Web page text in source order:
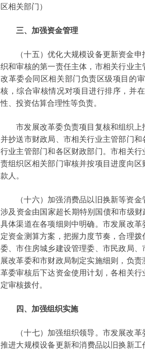
区相关部门）
三、加强资金管理
（十五）优化大规模设备更新资金申
织和审核的第一责任主体，市相关行业
改革委会同区相关部门负责区级项目的
核，综合审核情况对项目进行排序，并
性、投资估算合理性等负责。
市发展改革委负责项目复核和组织上
并抄送市财政局、市相关行业主管部门
行业主管部门和各区财政部门。市相关
责组织区相关部门审核并按项目进度向
款人。
（十六）加强消费品以旧换新等资金
涉及资金由国家超长期特别国债和市级财
具体渠道在各项细则中明确。市发展改
定资金测算方案，把握力度节奏，合理
委、市住房城乡建设管理委、市民政局
展改革委和市财政局制定实施细则，负
革委审核后下达资金使用计划，各相关
定审核拨付。
四、加强组织实施
（十七）加强组织领导。市发展改革
推进大规模设备更新和消费品以旧换新